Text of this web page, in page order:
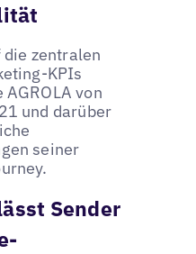
die zentralen
KPIs
von
und darüber
seiner
Sender